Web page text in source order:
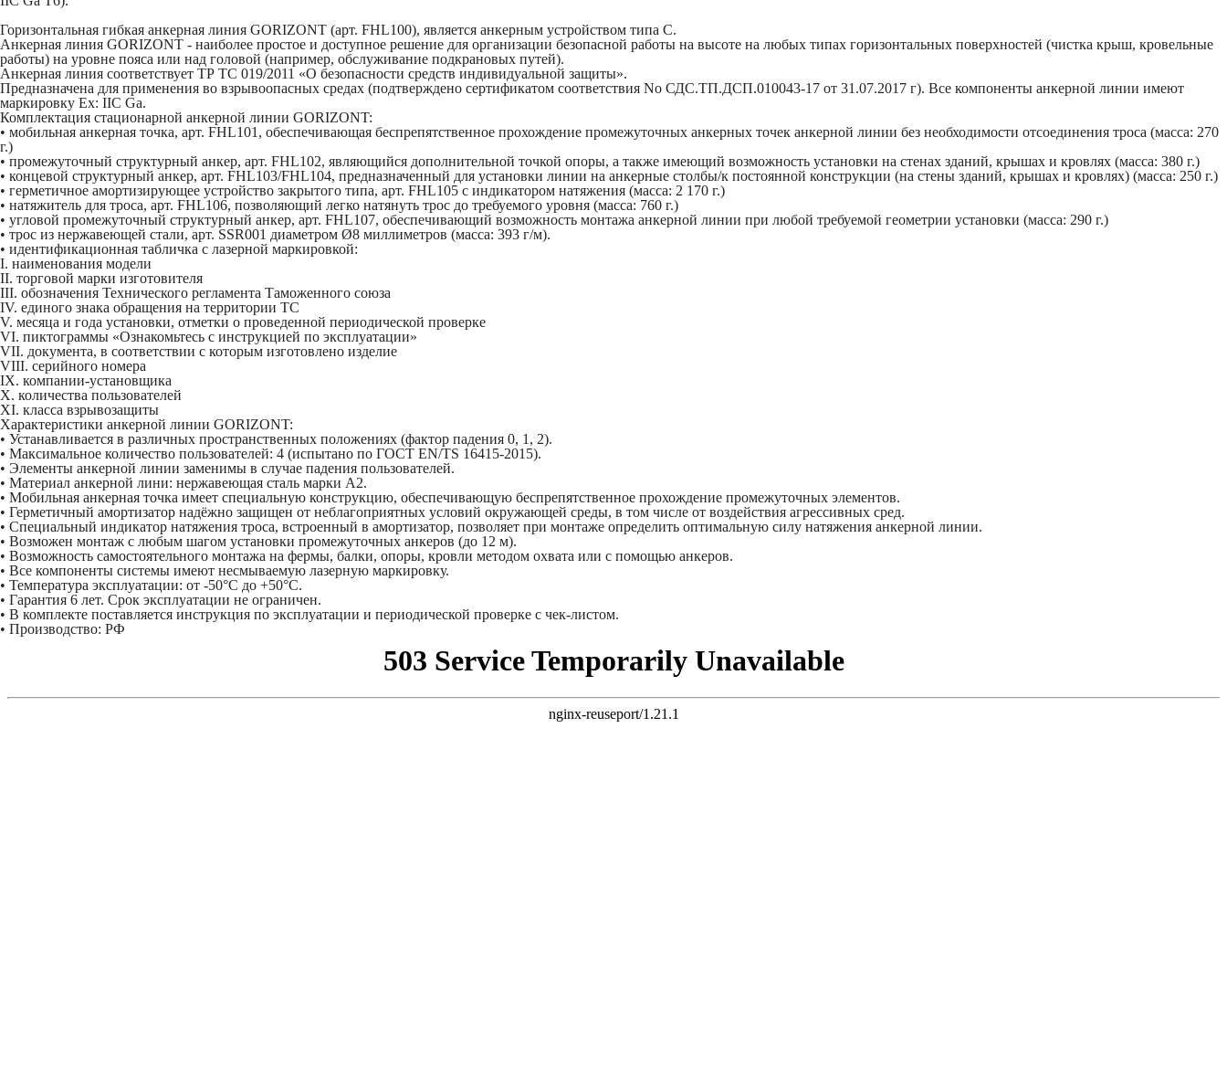
Горизонтальная гибкая анкерная линия GORIZONT (арт. FHL100), является анкерным устройством типа С.
Анкерная линия GORIZONT - наиболее простое и доступное решение для организации безопасной работы на высоте на любых типах горизонтальных поверхностей (чистка крыш, кровельные
работы) на уровне пояса или над головой (например, обслуживание подкрановых путей).
Анкерная линия cоответствует ТР ТС 019/2011 «О безопасности средств индивидуальной защиты».
Предназначена для применения во взрывоопасных средах (подтверждено сертификатом соответствия No СДС.ТП.ДСП.010043-17 от 31.07.2017 г). Все компоненты анкерной линии имеют
маркировку Ex: IIC Ga.
Комплектация стационарной анкерной линии GORIZONT:
• мобильная анкерная точка, арт. FHL101, обеспечивающая беспрепятственное прохождение промежуточных анкерных точек анкерной линии без необходимости отсоединения троса (масса: 270
г.)
• промежуточный структурный анкер, арт. FHL102, являющийся дополнительной точкой опоры, а также имеющий возможность установки на стенах зданий, крышах и кровлях (масса: 380 г.)
• концевой структурный анкер, арт. FHL103/FHL104, предназначенный для установки линии на анкерные столбы/к постоянной конструкции (на стены зданий, крышах и кровлях) (масса: 250 г.)
• герметичное амортизирующее устройство закрытого типа, арт. FHL105 с индикатором натяжения (масса: 2 170 г.)
• натяжитель для троса, арт. FHL106, позволяющий легко натянуть трос до требуемого уровня (масса: 760 г.)
• угловой промежуточный структурный анкер, арт. FHL107, обеспечивающий возможность монтажа анкерной линии при любой требуемой геометрии установки (масса: 290 г.)
• трос из нержавеющей стали, арт. SSR001 диаметром Ø8 миллиметров (масса: 393 г/м).
• идентификационная табличка с лазерной маркировкой:
I. наименования модели
II. торговой марки изготовителя
III. обозначения Технического регламента Таможенного союза
IV. единого знака обращения на территории ТС
V. месяца и года установки, отметки о проведенной периодической проверке
VI. пиктограммы «Ознакомьтесь с инструкцией по эксплуатации»
VII. документа, в соответствии с которым изготовлено изделие
VIII. серийного номера
IX. компании-установщика
X. количества пользователей
XI. класса взрывозащиты
Характеристики анкерной линии GORIZONT:
• Устанавливается в различных пространственных положениях (фактор падения 0, 1, 2).
• Максимальное количество пользователей: 4 (испытано по ГОСТ EN/TS 16415-2015).
• Элементы анкерной линии заменимы в случае падения пользователей.
• Материал анкерной лини: нержавеющая сталь марки А2.
• Мобильная анкерная точка имеет специальную конструкцию, обеспечивающую беспрепятственное прохождение промежуточных элементов.
• Герметичный амортизатор надёжно защищен от неблагоприятных условий окружающей среды, в том числе от воздействия агрессивных сред.
• Специальный индикатор натяжения троса, встроенный в амортизатор, позволяет при монтаже определить оптимальную силу натяжения анкерной линии.
• Возможен монтаж с любым шагом установки промежуточных анкеров (до 12 м).
• Возможность самостоятельного монтажа на фермы, балки, опоры, кровли методом охвата или с помощью анкеров.
• Все компоненты системы имеют несмываемую лазерную маркировку.
• Температура эксплуатации: от -50°С до +50°С.
• Гарантия 6 лет. Срок эксплуатации не ограничен.
• В комплекте поставляется инструкция по эксплуатации и периодической проверке с чек-листом.
• Производство: РФ